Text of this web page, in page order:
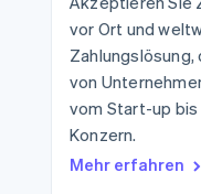
vor Ort und
von
vom Start-up
Konzern.
Mehr erfahren